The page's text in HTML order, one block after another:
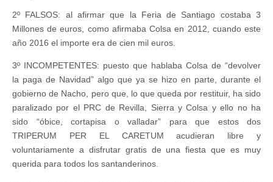
2º FALSOS: al afirmar que la Feria de Santiago costaba 3
Millones de euros, como afirmaba Colsa en 2012, cuando este
año 2016 el importe era de cien mil euros.
3º INCOMPETENTES: puesto que hablaba Colsa de “devolver
la paga de Navidad” algo que ya se hizo en parte, durante el
gobierno de Nacho, pero que, lo que queda por restituir, ha sido
paralizado por el PRC de Revilla, Sierra y Colsa y ello no ha
sido “óbice, cortapisa o valladar” para que estos dos
TRIPERUM PER EL CARETUM acudieran libre y
voluntariamente a disfrutar gratis de una fiesta que es muy
querida para todos los santanderinos.